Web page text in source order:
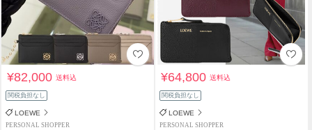
¥82,000送料込
関税負担なし
LOEWE
PERSONAL SHOPPER
¥64,800送料込
関税負担なし
LOEWE
PERSONAL SHOPPER